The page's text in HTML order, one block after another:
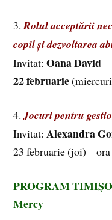
3.Rolul acceptării
copil și dezvoltarea
Invitat:Oana David
22 februarie
4.Jocuri pentru
Invitat:Alexandra
23 februarie (joi) –
PROGRAM
Mercy